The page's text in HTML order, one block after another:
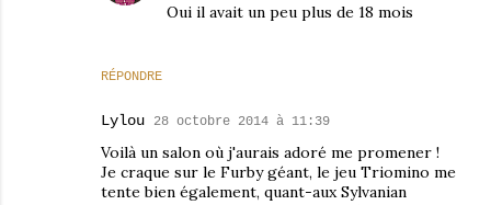
RÉPONDRE
Oui il avait un peu plus de 18 mois
Lylou 28 octobre 2014 à 11:39
Voilà un salon où j'aurais adoré me promener !
Je craque sur le Furby géant, le jeu Triomino me
tente bien également, quant-aux Sylvanian